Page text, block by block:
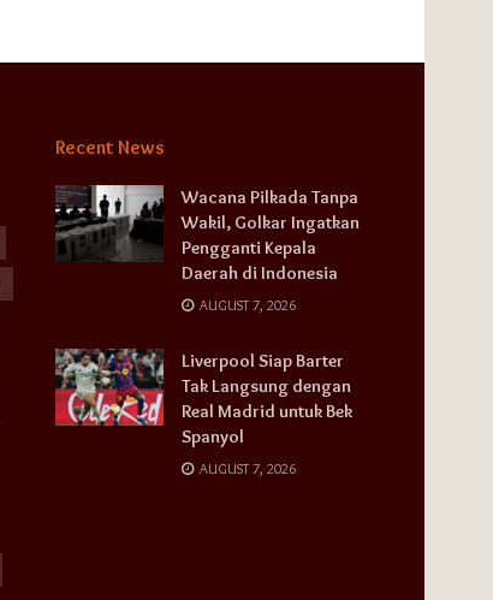
Recent News
Wacana Pilkada Tanpa
Wakil, Golkar Ingatkan
Pengganti Kepala
Daerah di Indonesia
AUGUST 7, 2026
Liverpool Siap Barter
Tak Langsung dengan
Real Madrid untuk Bek
Spanyol
AUGUST 7, 2026